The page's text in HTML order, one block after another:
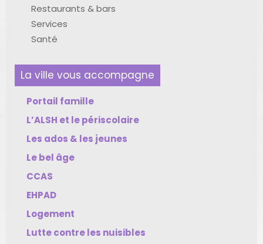
Restaurants & bars
Services
Santé
La ville vous accompagne
Portail famille
L’ALSH et le périscolaire
Les ados & les jeunes
Le bel âge
CCAS
EHPAD
Logement
Lutte contre les nuisibles